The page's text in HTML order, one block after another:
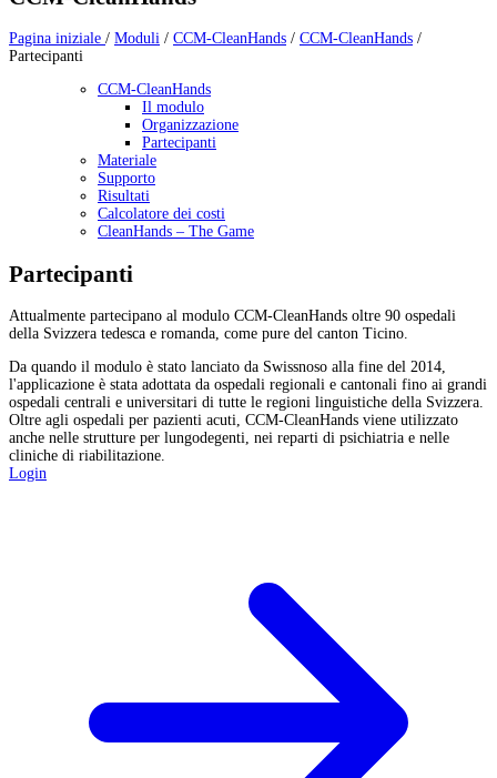
Pagina iniziale / Moduli / CCM-CleanHands / CCM-CleanHands /
Partecipanti
CCM-CleanHands
Il modulo
Organizzazione
Partecipanti
Materiale
Supporto
Risultati
Calcolatore dei costi
CleanHands – The Game
Partecipanti
Attualmente partecipano al modulo CCM-CleanHands oltre 90 ospedali
della Svizzera tedesca e romanda, come pure del canton Ticino.
Da quando il modulo è stato lanciato da Swissnoso alla fine del 2014,
l'applicazione è stata adottata da ospedali regionali e cantonali fino ai grandi
ospedali centrali e universitari di tutte le regioni linguistiche della Svizzera.
Oltre agli ospedali per pazienti acuti, CCM-CleanHands viene utilizzato
anche nelle strutture per lungodegenti, nei reparti di psichiatria e nelle
cliniche di riabilitazione.
Login